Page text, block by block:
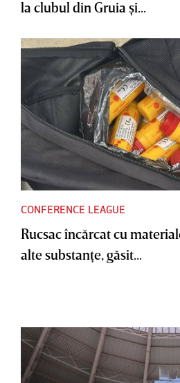
la clubul din Gruia şi...
CONFERENCE LEAGUE
Rucsac încărcat cu
alte substanţe, găsit...